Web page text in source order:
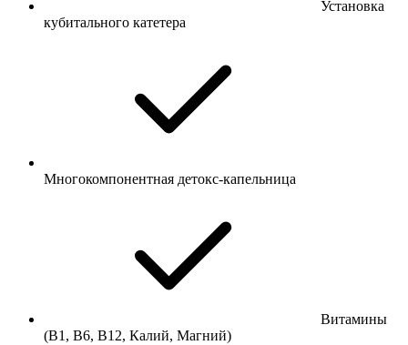
Установка
кубитального катетера
Многокомпонентная детокс-капельница
Витамины
(B1, B6, B12, Калий, Магний)